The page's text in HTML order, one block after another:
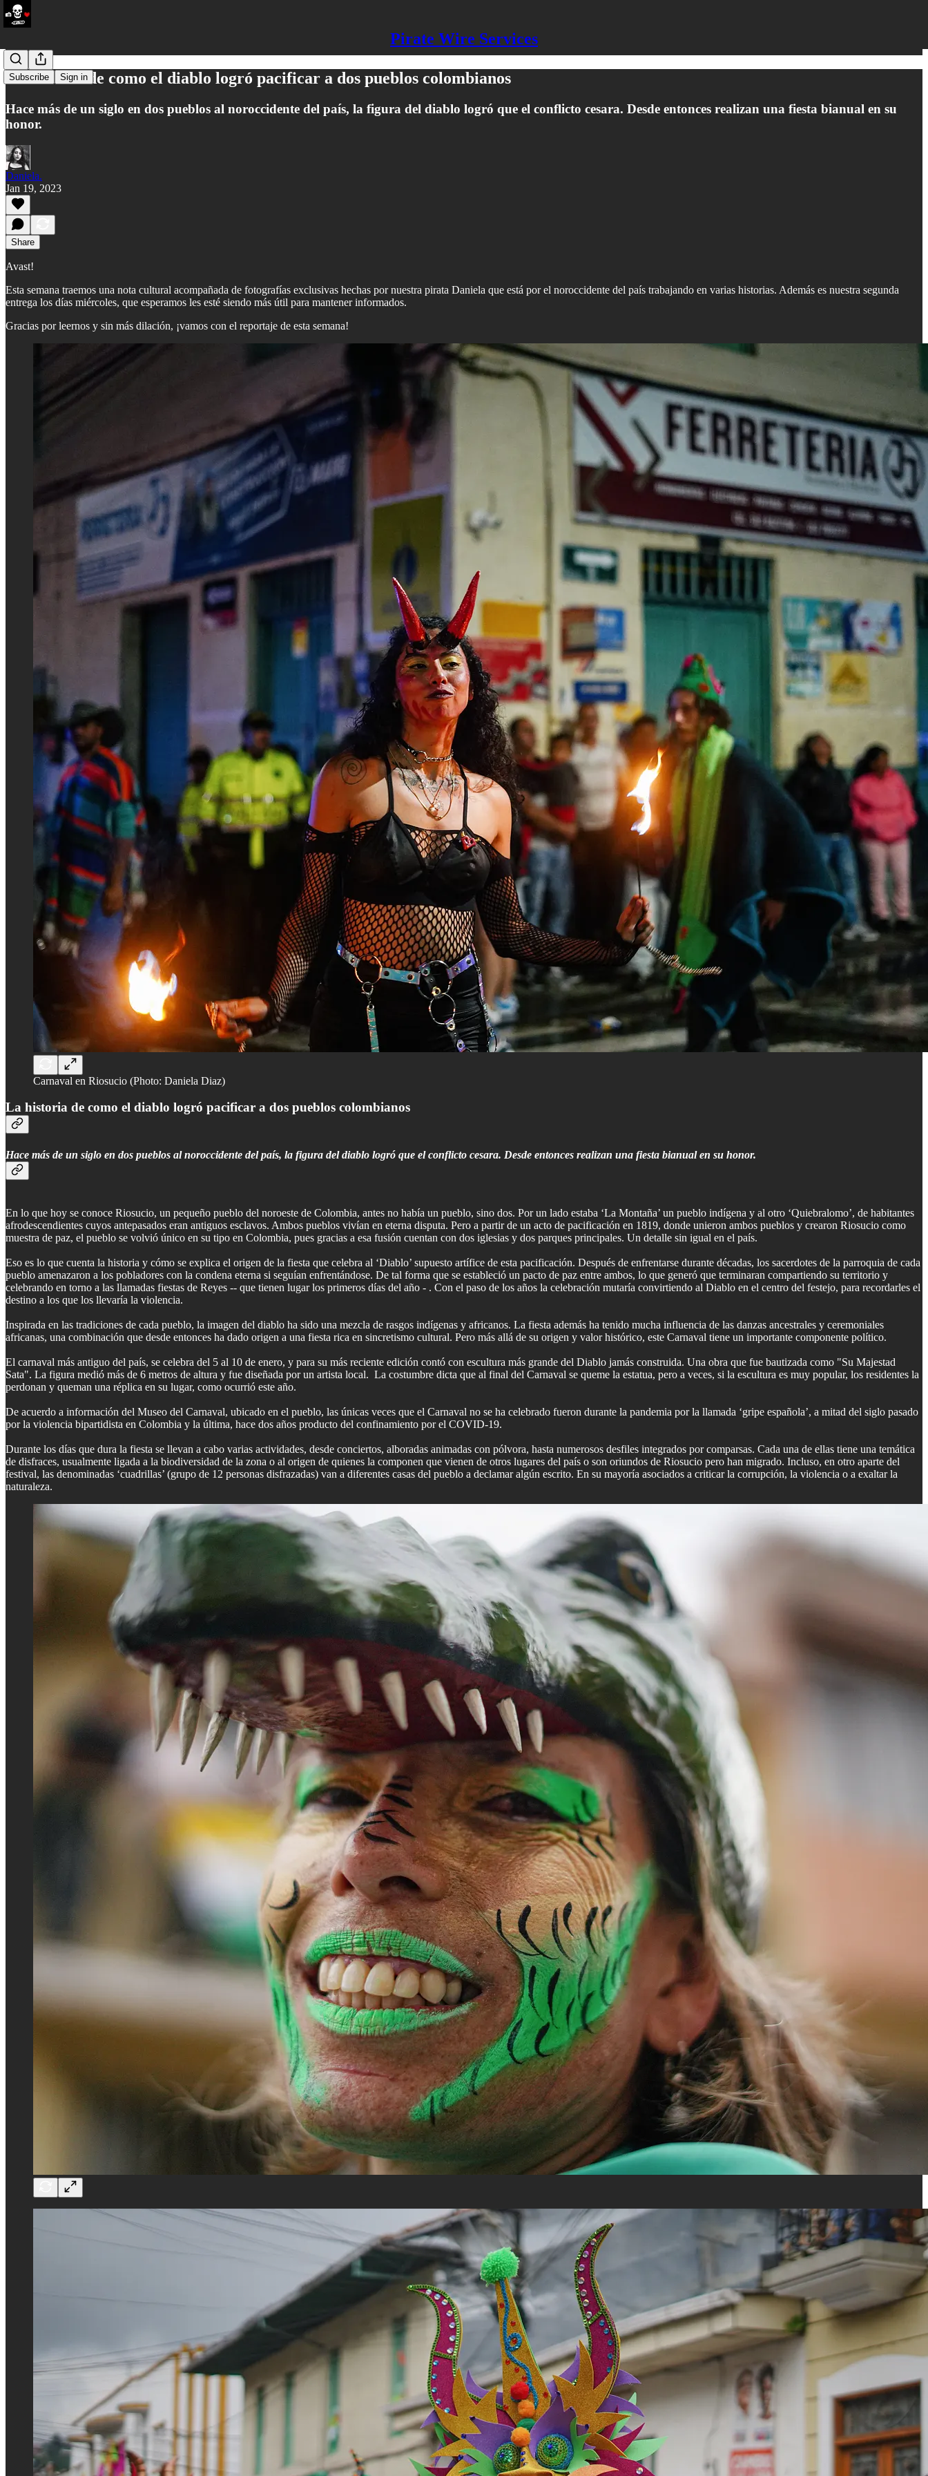
Pirate Wire Services
Subscribe Sign in
La historia de como el diablo logró pacificar a dos pueblos colombianos
Hace más de un siglo en dos pueblos al noroccidente del país, la figura del diablo logró que el conflicto cesara. Desde entonces realizan una fiesta bianual en su
honor.
Daniela.
Jan 19, 2023
Share
Avast!
Esta semana traemos una nota cultural acompañada de fotografías exclusivas hechas por nuestra pirata Daniela que está por el noroccidente del país trabajando en varias historias. Además es nuestra segunda
entrega los días miércoles, que esperamos les esté siendo más útil para mantener informados.
Gracias por leernos y sin más dilación, ¡vamos con el reportaje de esta semana!
Carnaval en Riosucio (Photo: Daniela Diaz)
La historia de como el diablo logró pacificar a dos pueblos colombianos
Hace más de un siglo en dos pueblos al noroccidente del país, la figura del diablo logró que el conflicto cesara. Desde entonces realizan una fiesta bianual en su honor.
En lo que hoy se conoce Riosucio, un pequeño pueblo del noroeste de Colombia, antes no había un pueblo, sino dos. Por un lado estaba ‘La Montaña’ un pueblo indígena y al otro ‘Quiebralomo’, de habitantes
afrodescendientes cuyos antepasados eran antiguos esclavos. Ambos pueblos vivían en eterna disputa. Pero a partir de un acto de pacificación en 1819, donde unieron ambos pueblos y crearon Riosucio como
muestra de paz, el pueblo se volvió único en su tipo en Colombia, pues gracias a esa fusión cuentan con dos iglesias y dos parques principales. Un detalle sin igual en el país.
Eso es lo que cuenta la historia y cómo se explica el origen de la fiesta que celebra al ‘Diablo’ supuesto artífice de esta pacificación. Después de enfrentarse durante décadas, los sacerdotes de la parroquia de cada
pueblo amenazaron a los pobladores con la condena eterna si seguían enfrentándose. De tal forma que se estableció un pacto de paz entre ambos, lo que generó que terminaran compartiendo su territorio y
celebrando en torno a las llamadas fiestas de Reyes -- que tienen lugar los primeros días del año - . Con el paso de los años la celebración mutaría convirtiendo al Diablo en el centro del festejo, para recordarles el
destino a los que los llevaría la violencia.
Inspirada en las tradiciones de cada pueblo, la imagen del diablo ha sido una mezcla de rasgos indígenas y africanos. La fiesta además ha tenido mucha influencia de las danzas ancestrales y ceremoniales
africanas, una combinación que desde entonces ha dado origen a una fiesta rica en sincretismo cultural. Pero más allá de su origen y valor histórico, este Carnaval tiene un importante componente político.
El carnaval más antiguo del país, se celebra del 5 al 10 de enero, y para su más reciente edición contó con escultura más grande del Diablo jamás construida. Una obra que fue bautizada como "Su Majestad
Sata". La figura medió más de 6 metros de altura y fue diseñada por un artista local. La costumbre dicta que al final del Carnaval se queme la estatua, pero a veces, si la escultura es muy popular, los residentes la
perdonan y queman una réplica en su lugar, como ocurrió este año.
De acuerdo a información del Museo del Carnaval, ubicado en el pueblo, las únicas veces que el Carnaval no se ha celebrado fueron durante la pandemia por la llamada ‘gripe española’, a mitad del siglo pasado
por la violencia bipartidista en Colombia y la última, hace dos años producto del confinamiento por el COVID-19.
Durante los días que dura la fiesta se llevan a cabo varias actividades, desde conciertos, alboradas animadas con pólvora, hasta numerosos desfiles integrados por comparsas. Cada una de ellas tiene una temática
de disfraces, usualmente ligada a la biodiversidad de la zona o al origen de quienes la componen que vienen de otros lugares del país o son oriundos de Riosucio pero han migrado. Incluso, en otro aparte del
festival, las denominadas ‘cuadrillas’ (grupo de 12 personas disfrazadas) van a diferentes casas del pueblo a declamar algún escrito. En su mayoría asociados a criticar la corrupción, la violencia o a exaltar la
naturaleza.